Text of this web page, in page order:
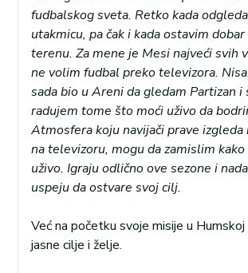
fudbalskog sveta. Retko kada
utakmicu, pa čak i kada ostavim
terenu. Za mene je Mesi najveći svih
ne volim fudbal preko televizora.
sada bio u Areni da gledam Partizan i
radujem tome što moći uživo da
Atmosfera koju navijači prave
na televizoru, mogu da zamislim
uživo. Igraju odlično ove sezone i
uspeju da ostvare svoj cilj.
Već na početku svoje misije u
jasne cilje i želje.